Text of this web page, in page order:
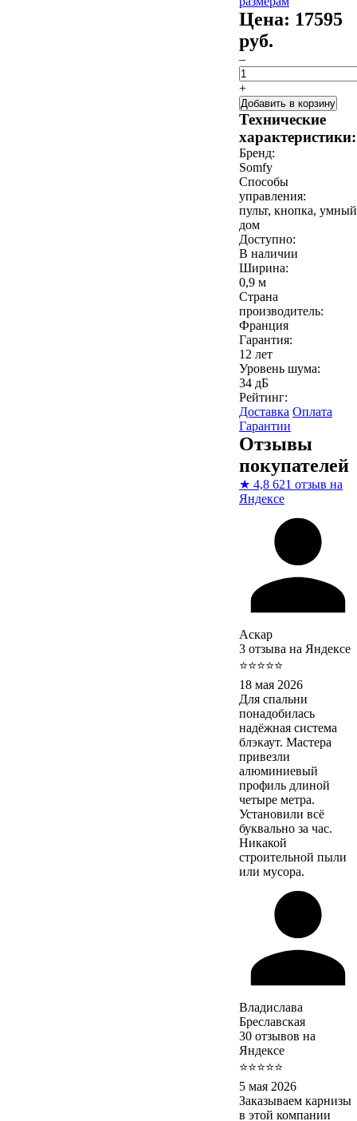
Цена: 17595
руб.
–
+
Добавить в корзину
Технические
характеристики:
Бренд:
Somfy
Способы
управления:
пульт, кнопка, умный
дом
Доступно:
В наличии
Ширина:
0,9 м
Страна
производитель:
Франция
Гарантия:
12 лет
Уровень шума:
34 дБ
Рейтинг:
Доставка Оплата
Гарантии
Отзывы
покупателей
★ 4,8 621 отзыв на
Яндексе
Аскар
3 отзыва на Яндексе
⭐⭐⭐⭐⭐
18 мая 2026
Для спальни
понадобилась
надёжная система
блэкаут. Мастера
привезли
алюминиевый
профиль длиной
четыре метра.
Установили всё
буквально за час.
Никакой
строительной пыли
или мусора.
Владислава
Бреславская
30 отзывов на
Яндексе
⭐⭐⭐⭐⭐
5 мая 2026
Заказываем карнизы
в этой компании